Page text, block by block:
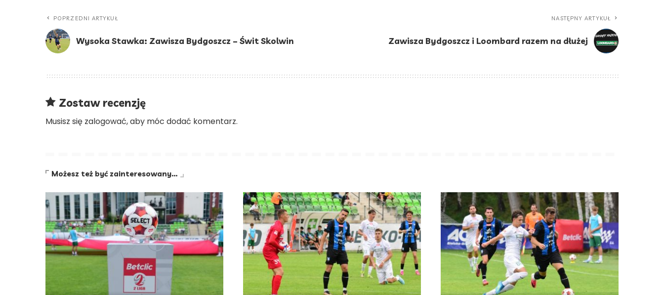
POPRZEDNI ARTYKUŁ
Wysoka Stawka: Zawisza Bydgoszcz – Świt Skolwin
NASTĘPNY ARTYKUŁ
Zawisza Bydgoszcz i Loombard razem na dłużej
Zostaw recenzję
Musisz się zalogować, aby móc dodać komentarz.
Możesz też być zainteresowany…